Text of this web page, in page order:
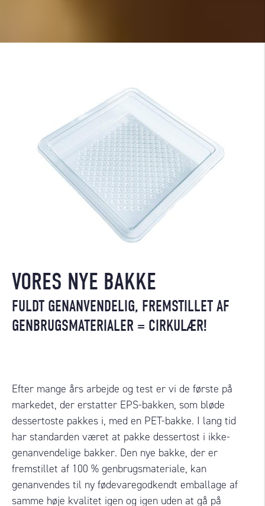
VORES NYE BAKKE
FULDT GENANVENDELIG, FREMSTILLET AF
GENBRUGSMATERIALER = CIRKULÆR!
Efter mange års arbejde og test er vi de første på
markedet, der erstatter EPS-bakken, som bløde
dessertoste pakkes i, med en PET-bakke. I lang tid
har standarden været at pakke dessertost i ikke-
genanvendelige bakker. Den nye bakke, der er
fremstillet af 100 % genbrugsmateriale, kan
genanvendes til ny fødevaregodkendt emballage af
samme høje kvalitet igen og igen uden at gå på